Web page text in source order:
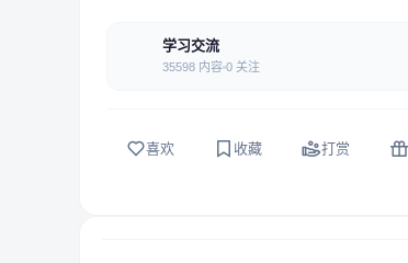
学习交流
35598 内容 0 关注
喜欢 收藏 打赏